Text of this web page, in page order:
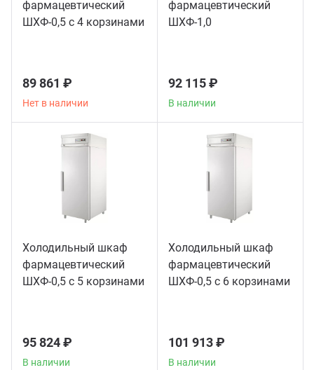
фармацевтический
ШХФ-0,5 с 4 корзинами
89 861 ₽
Нет в наличии
фармацевтический
ШХФ-1,0
92 115 ₽
В наличии
Холодильный шкаф
фармацевтический
ШХФ-0,5 с 5 корзинами
95 824 ₽
В наличии
Холодильный шкаф
фармацевтический
ШХФ-0,5 с 6 корзинами
101 913 ₽
В наличии